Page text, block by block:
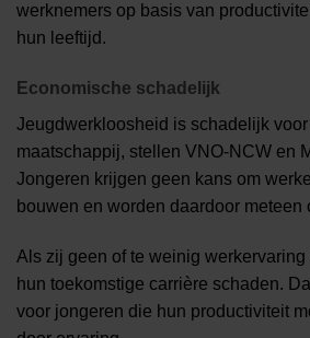
werknemers op basis van
hun leeftijd.
Economische schadelijk
Jeugdwerkloosheid is schadelijk
maatschappij, stellen VNO-NCW en
Jongeren krijgen geen kans om
bouwen en worden daardoor meteen
Als zij geen of te weinig
hun toekomstige carrière schaden.
voor jongeren die hun productiviteit